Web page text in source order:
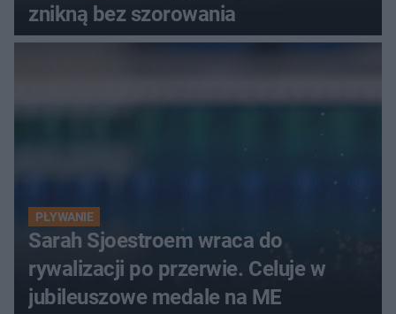
znikną bez szorowania
PŁYWANIE
Sarah Sjoestroem wraca do
rywalizacji po przerwie. Celuje w
jubileuszowe medale na ME